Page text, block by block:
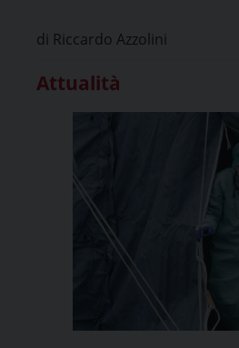
di Riccardo Azzolini
Attualità